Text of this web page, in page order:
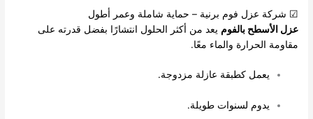
☑ شركة عزل فوم برنية – حماية شاملة وعمر أطول
عزل الأسطح بالفوم يعد من أكثر الحلول انتشارًا بفضل قدرته على
مقاومة الحرارة والماء معًا.
يعمل كطبقة عازلة مزدوجة.
يدوم لسنوات طويلة.